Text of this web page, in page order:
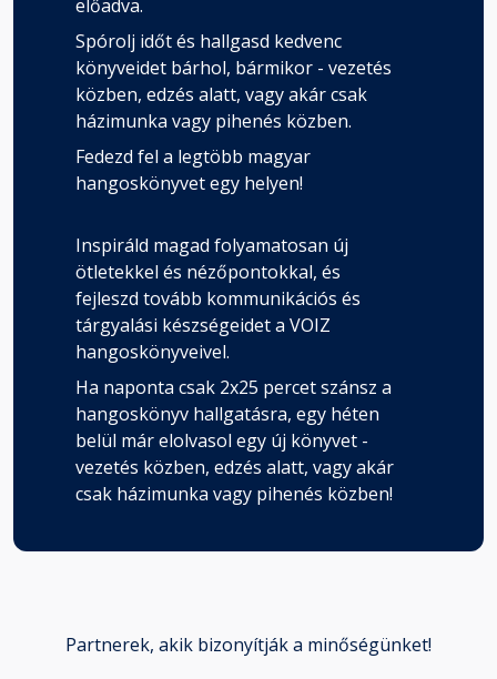
előadva.
Spórolj időt és hallgasd kedvenc
könyveidet bárhol, bármikor - vezetés
közben, edzés alatt, vagy akár csak
házimunka vagy pihenés közben.
Fedezd fel a legtöbb magyar
hangoskönyvet egy helyen!
Inspiráld magad folyamatosan új
ötletekkel és nézőpontokkal, és
fejleszd tovább kommunikációs és
tárgyalási készségeidet a VOIZ
hangoskönyveivel.
Ha naponta csak 2x25 percet szánsz a
hangoskönyv hallgatásra, egy héten
belül már elolvasol egy új könyvet -
vezetés közben, edzés alatt, vagy akár
csak házimunka vagy pihenés közben!
Partnerek, akik bizonyítják a minőségünket!